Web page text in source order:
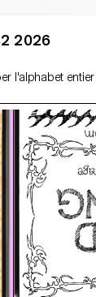
2026
l'alphabet entier